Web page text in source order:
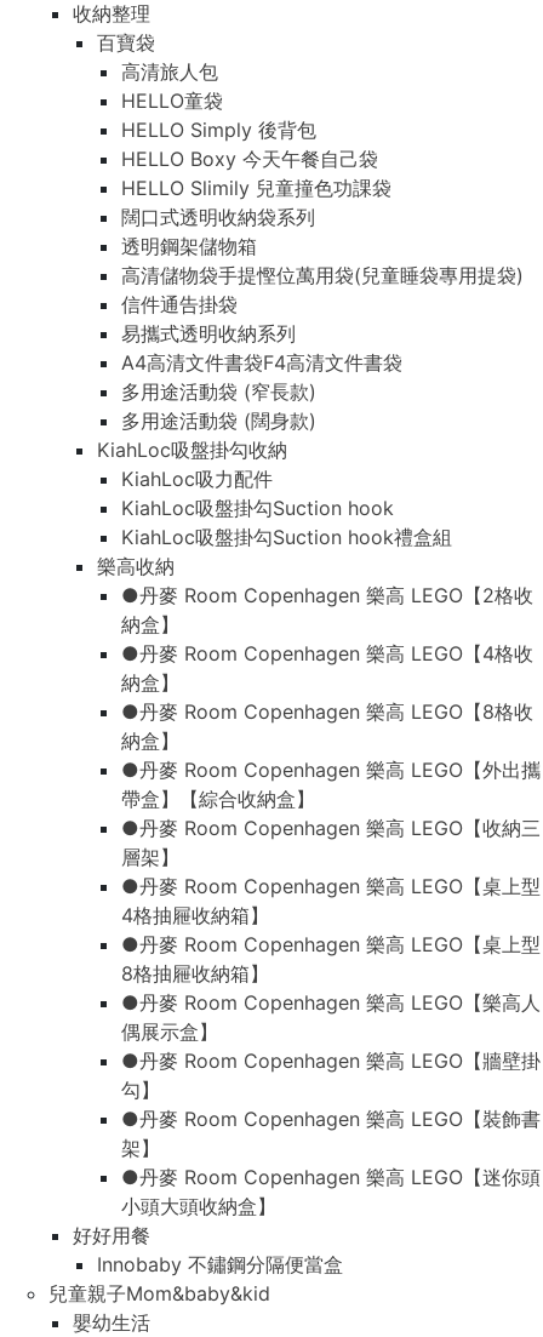
收納整理
百寶袋
高清旅人包
HELLO童袋
HELLO Simply 後背包
HELLO Boxy 今天午餐自己袋
HELLO Slimily 兒童撞色功課袋
闊口式透明收納袋系列
透明鋼架儲物箱
高清儲物袋手提慳位萬用袋(兒童睡袋專用提袋)
信件通告掛袋
易攜式透明收納系列
A4高清文件書袋F4高清文件書袋
多用途活動袋 (窄長款)
多用途活動袋 (闊身款)
KiahLoc吸盤掛勾收納
KiahLoc吸力配件
KiahLoc吸盤掛勾Suction hook
KiahLoc吸盤掛勾Suction hook禮盒組
樂高收納
●丹麥 Room Copenhagen 樂高 LEGO【2格收
納盒】
●丹麥 Room Copenhagen 樂高 LEGO【4格收
納盒】
●丹麥 Room Copenhagen 樂高 LEGO【8格收
納盒】
●丹麥 Room Copenhagen 樂高 LEGO【外出攜
帶盒】【綜合收納盒】
●丹麥 Room Copenhagen 樂高 LEGO【收納三
層架】
●丹麥 Room Copenhagen 樂高 LEGO【桌上型
4格抽屜收納箱】
●丹麥 Room Copenhagen 樂高 LEGO【桌上型
8格抽屜收納箱】
●丹麥 Room Copenhagen 樂高 LEGO【樂高人
偶展示盒】
●丹麥 Room Copenhagen 樂高 LEGO【牆壁掛
勾】
●丹麥 Room Copenhagen 樂高 LEGO【裝飾書
架】
●丹麥 Room Copenhagen 樂高 LEGO【迷你頭
小頭大頭收納盒】
好好用餐
Innobaby 不鏽鋼分隔便當盒
兒童親子Mom&baby&kid
嬰幼生活